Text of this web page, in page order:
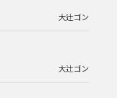
大辻ゴン
大辻ゴン